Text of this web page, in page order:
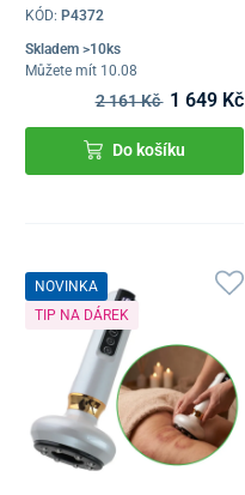
KÓD: P4372
Skladem >10ks
Můžete mít 10.08
2 161 Kč 1 649 Kč
Do košíku
NOVINKA
TIP NA DÁREK